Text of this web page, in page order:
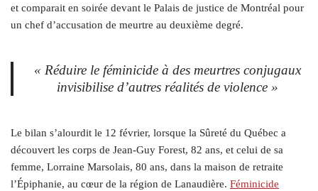
et comparait en soirée devant le Palais de justice de Montréal pour
un chef d’accusation de meurtre au deuxième degré.
« Réduire le féminicide à des meurtres conjugaux
invisibilise d’autres réalités de violence »
Le bilan s’alourdit le 12 février, lorsque la Sûreté du Québec a
découvert les corps de Jean-Guy Forest, 82 ans, et celui de sa
femme, Lorraine Marsolais, 80 ans, dans la maison de retraite
l’Épiphanie, au cœur de la région de Lanaudière. Féminicide